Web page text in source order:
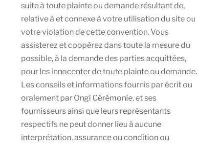
suite à toute plainte ou demande résultant de,
relative à et connexe à votre utilisation du site ou
votre violation de cette convention. Vous
assisterez et coopérez dans toute la mesure du
possible, à la demande des parties acquittées,
pour les innocenter de toute plainte ou demande.
Les conseils et informations fournis par écrit ou
oralement par Ongi Cérémonie, et ses
fournisseurs ainsi que leurs représentants
respectifs ne peut donner lieu à aucune
interprétation, assurance ou condition ou